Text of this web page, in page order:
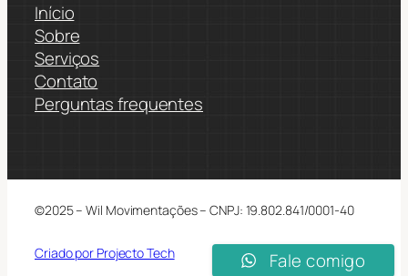
Início
Sobre
Serviços
Contato
Perguntas frequentes
©2025 – Wil Movimentações – CNPJ: 19.802.841/0001-40
Criado por Projecto Tech Fale comigo